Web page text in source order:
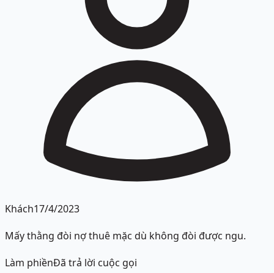
Khách17/4/2023
Mấy thằng đòi nợ thuê mặc dù không đòi được ngu.
Làm phiềnĐã trả lời cuộc gọi